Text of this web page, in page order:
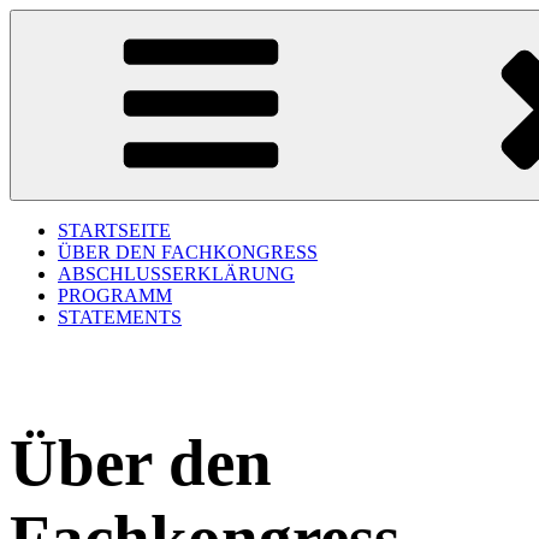
Zum
150 Jahre §218
STARTSEITE
ÜBER DEN FACHKONGRESS
ABSCHLUSSERKLÄRUNG
PROGRAMM
STATEMENTS
Über den